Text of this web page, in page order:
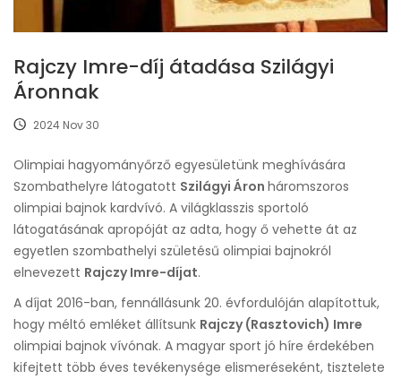
Rajczy Imre-díj átadása Szilágyi
Áronnak
2024 Nov 30
Olimpiai hagyományőrző egyesületünk meghívására
Szombathelyre látogatott Szilágyi Áron háromszoros
olimpiai bajnok kardvívó. A világklasszis sportoló
látogatásának apropóját az adta, hogy ő vehette át az
egyetlen szombathelyi születésű olimpiai bajnokról
elnevezett Rajczy Imre-díjat.
A díjat 2016-ban, fennállásunk 20. évfordulóján alapítottuk,
hogy méltó emléket állítsunk Rajczy (Rasztovich) Imre
olimpiai bajnok vívónak. A magyar sport jó híre érdekében
kifejtett több éves tevékenysége elismeréseként, tisztelete